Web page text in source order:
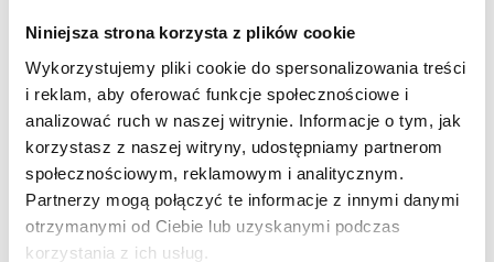
Niniejsza strona korzysta z plików cookie
Wykorzystujemy pliki cookie do spersonalizowania treści
i reklam, aby oferować funkcje społecznościowe i
analizować ruch w naszej witrynie. Informacje o tym, jak
korzystasz z naszej witryny, udostępniamy partnerom
społecznościowym, reklamowym i analitycznym.
Partnerzy mogą połączyć te informacje z innymi danymi
otrzymanymi od Ciebie lub uzyskanymi podczas
korzystania z ich usług.